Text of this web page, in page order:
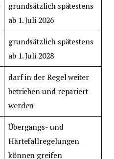
grundsätzlich spätestens
ab 1. Juli 2026
grundsätzlich spätestens
ab 1. Juli 2028
darf in der Regel weiter
betrieben und repariert
werden
Übergangs- und
Härtefallregelungen
können greifen